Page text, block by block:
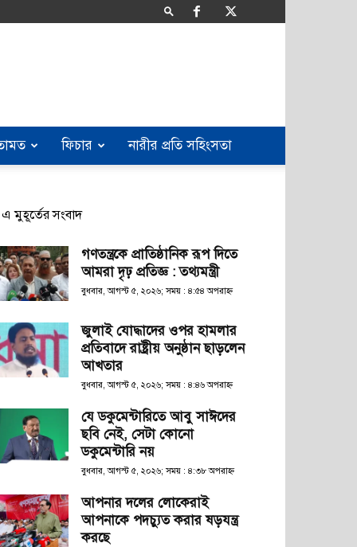
ফিচার নারীর প্রতি সহিংসতা
এ মুহূর্তের সংবাদ
গণতন্ত্রকে প্রাতিষ্ঠানিক রূপ দিতে
আমরা দৃঢ় প্রতিজ্ঞ : তথ্যমন্ত্রী
বুধবার, আগস্ট ৫, ২০২৬; সময় : ৪:৫৪ অপরাহ্ণ
জুলাই যোদ্ধাদের ওপর হামলার
প্রতিবাদে রাষ্ট্রীয় অনুষ্ঠান ছাড়লেন
আখতার
বুধবার, আগস্ট ৫, ২০২৬; সময় : ৪:৪৬ অপরাহ্ণ
যে ডকুমেন্টারিতে আবু সাঈদের
ছবি নেই, সেটা কোনো
ডকুমেন্টারি নয়
বুধবার, আগস্ট ৫, ২০২৬; সময় : ৪:৩৮ অপরাহ্ণ
আপনার দলের লোকেরাই
আপনাকে পদচ্যুত করার ষড়যন্ত্র
করছে